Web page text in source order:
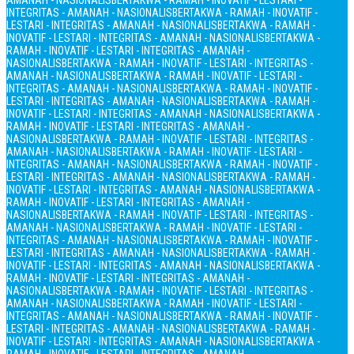
INTEGRITAS - AMANAH - NASIONALISBERTAKWA - RAMAH - INOVATIF -
LESTARI - INTEGRITAS - AMANAH - NASIONALISBERTAKWA - RAMAH -
INOVATIF - LESTARI - INTEGRITAS - AMANAH - NASIONALISBERTAKWA -
RAMAH - INOVATIF - LESTARI - INTEGRITAS - AMANAH -
NASIONALISBERTAKWA - RAMAH - INOVATIF - LESTARI - INTEGRITAS -
AMANAH - NASIONALISBERTAKWA - RAMAH - INOVATIF - LESTARI -
INTEGRITAS - AMANAH - NASIONALISBERTAKWA - RAMAH - INOVATIF -
LESTARI - INTEGRITAS - AMANAH - NASIONALISBERTAKWA - RAMAH -
INOVATIF - LESTARI - INTEGRITAS - AMANAH - NASIONALISBERTAKWA -
RAMAH - INOVATIF - LESTARI - INTEGRITAS - AMANAH -
NASIONALISBERTAKWA - RAMAH - INOVATIF - LESTARI - INTEGRITAS -
AMANAH - NASIONALISBERTAKWA - RAMAH - INOVATIF - LESTARI -
INTEGRITAS - AMANAH - NASIONALISBERTAKWA - RAMAH - INOVATIF -
LESTARI - INTEGRITAS - AMANAH - NASIONALISBERTAKWA - RAMAH -
INOVATIF - LESTARI - INTEGRITAS - AMANAH - NASIONALISBERTAKWA -
RAMAH - INOVATIF - LESTARI - INTEGRITAS - AMANAH -
NASIONALISBERTAKWA - RAMAH - INOVATIF - LESTARI - INTEGRITAS -
AMANAH - NASIONALISBERTAKWA - RAMAH - INOVATIF - LESTARI -
INTEGRITAS - AMANAH - NASIONALISBERTAKWA - RAMAH - INOVATIF -
LESTARI - INTEGRITAS - AMANAH - NASIONALISBERTAKWA - RAMAH -
INOVATIF - LESTARI - INTEGRITAS - AMANAH - NASIONALISBERTAKWA -
RAMAH - INOVATIF - LESTARI - INTEGRITAS - AMANAH -
NASIONALISBERTAKWA - RAMAH - INOVATIF - LESTARI - INTEGRITAS -
AMANAH - NASIONALISBERTAKWA - RAMAH - INOVATIF - LESTARI -
INTEGRITAS - AMANAH - NASIONALISBERTAKWA - RAMAH - INOVATIF -
LESTARI - INTEGRITAS - AMANAH - NASIONALISBERTAKWA - RAMAH -
INOVATIF - LESTARI - INTEGRITAS - AMANAH - NASIONALISBERTAKWA -